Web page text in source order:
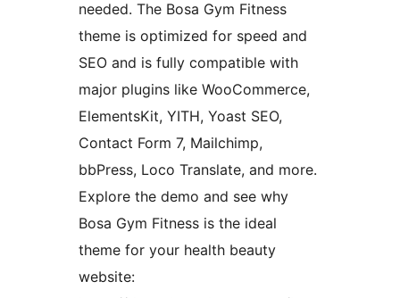
needed. The Bosa Gym Fitness
theme is optimized for speed and
SEO and is fully compatible with
major plugins like WooCommerce,
ElementsKit, YITH, Yoast SEO,
Contact Form 7, Mailchimp,
bbPress, Loco Translate, and more.
Explore the demo and see why
Bosa Gym Fitness is the ideal
theme for your health beauty
website: